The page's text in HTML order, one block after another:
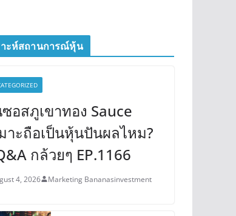
าะห์สถานการณ์หุ้น
อสภูเขาทอง Sauce
าะถือเป็นหุ้นปันผลไหม?
กล้วยๆ EP.1166
4, 2026 Marketing Bananasinvestment